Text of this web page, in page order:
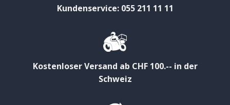
Kundenservice: 055 211 11 11
Kostenloser Versand ab CHF 100.-- in der
Schweiz